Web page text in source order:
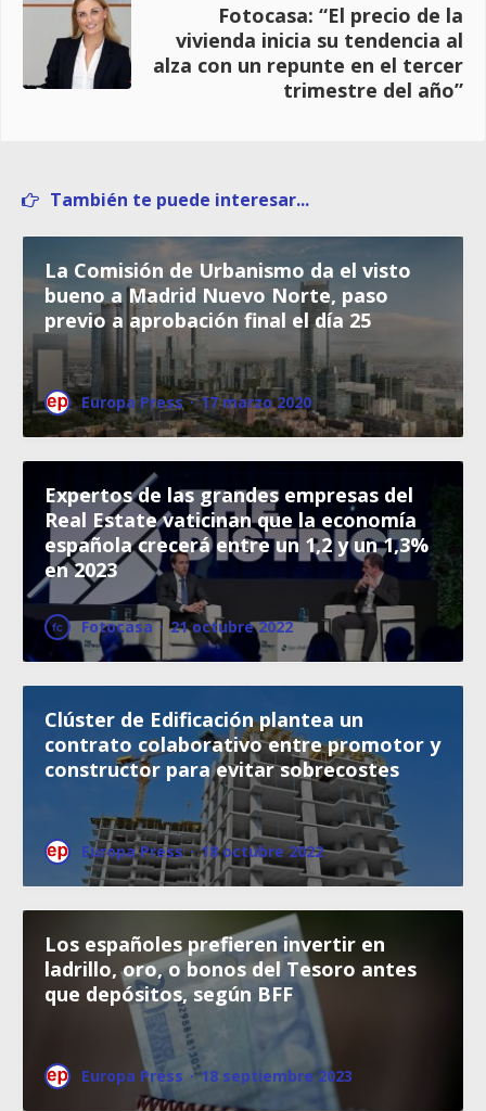
Fotocasa: “El precio de la
vivienda inicia su tendencia al
alza con un repunte en el tercer
trimestre del año”
También te puede interesar...
La Comisión de Urbanismo da el visto
bueno a Madrid Nuevo Norte, paso
previo a aprobación final el día 25
Europa Press · 17 marzo 2020
Expertos de las grandes empresas del
Real Estate vaticinan que la economía
española crecerá entre un 1,2 y un 1,3%
en 2023
Fotocasa · 21 octubre 2022
Clúster de Edificación plantea un
contrato colaborativo entre promotor y
constructor para evitar sobrecostes
Europa Press · 18 octubre 2022
Los españoles prefieren invertir en
ladrillo, oro, o bonos del Tesoro antes
que depósitos, según BFF
Europa Press · 18 septiembre 2023